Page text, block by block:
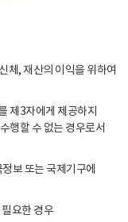
체, 재산의 이익을 위하여
제3자에게 제공하지
행할 수 없는 경우로서
보 또는 국제기구에
요한 경우